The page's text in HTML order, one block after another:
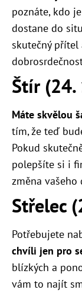
poznáte, kdo
dostane do
skutečný přítel
Štír (24.
Máte skvělou
tím, že teď
Pokud
polepšíte si i
změna
Střelec
Potřebujete
chvíli jen pro
blízkých a
vám to najít